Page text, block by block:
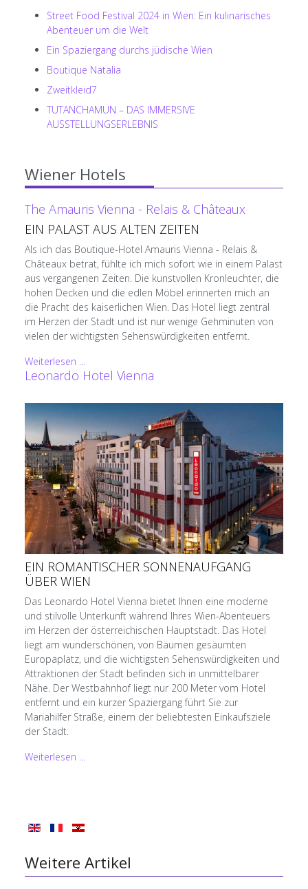
Street Food Festival 2024 in Wien: Ein kulinarisches
Abenteuer um die Welt
Ein Spaziergang durchs jüdische Wien
Boutique Natalia
Zweitkleid7
TUTANCHAMUN – DAS IMMERSIVE
AUSSTELLUNGSERLEBNIS
Wiener Hotels
The Amauris Vienna - Relais & Châteaux
EIN PALAST AUS ALTEN ZEITEN
Als ich das Boutique-Hotel Amauris Vienna - Relais &
Châteaux betrat, fühlte ich mich sofort wie in einem Palast
aus vergangenen Zeiten. Die kunstvollen Kronleuchter, die
hohen Decken und die edlen Möbel erinnerten mich an
die Pracht des kaiserlichen Wien. Das Hotel liegt zentral
im Herzen der Stadt und ist nur wenige Gehminuten von
vielen der wichtigsten Sehenswürdigkeiten entfernt.
Weiterlesen ...
Leonardo Hotel Vienna
EIN ROMANTISCHER SONNENAUFGANG
ÜBER WIEN
Das Leonardo Hotel Vienna bietet Ihnen eine moderne
und stilvolle Unterkunft während Ihres Wien-Abenteuers
im Herzen der österreichischen Hauptstadt. Das Hotel
liegt am wunderschönen, von Bäumen gesäumten
Europaplatz, und die wichtigsten Sehenswürdigkeiten und
Attraktionen der Stadt befinden sich in unmittelbarer
Nähe. Der Westbahnhof liegt nur 200 Meter vom Hotel
entfernt und ein kurzer Spaziergang führt Sie zur
Mariahilfer Straße, einem der beliebtesten Einkaufsziele
der Stadt.
Weiterlesen ...
Weitere Artikel